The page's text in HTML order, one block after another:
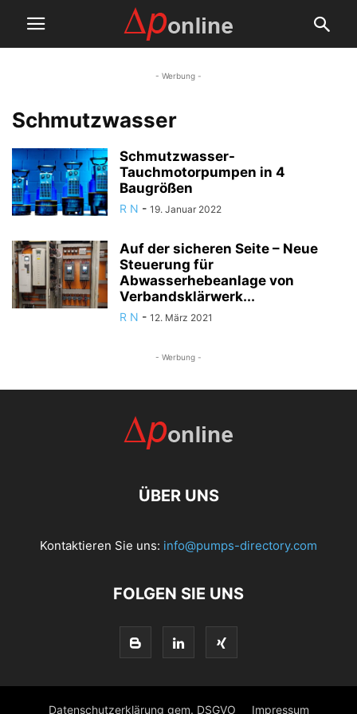
- Werbung -
Schmutzwasser
Schmutzwasser-
Tauchmotorpumpen in 4
Baugrößen
R N - 19. Januar 2022
Auf der sicheren Seite – Neue
Steuerung für
Abwasserhebeanlage von
Verbandsklärwerk...
R N - 12. März 2021
- Werbung -
ÜBER UNS
Kontaktieren Sie uns: info@pumps-directory.com
FOLGEN SIE UNS
Datenschutzerklärung gem. DSGVO Impressum